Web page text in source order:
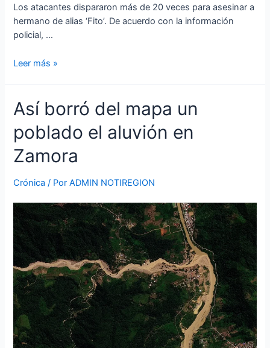
Los atacantes dispararon más de 20 veces para asesinar a
hermano de alias ‘Fito’. De acuerdo con la información
policial, …
Leer más »
Así borró del mapa un
poblado el aluvión en
Zamora
Crónica / PorADMIN NOTIREGION
Así
borró
del
mapa
un
el
aluvión
en
Zamora